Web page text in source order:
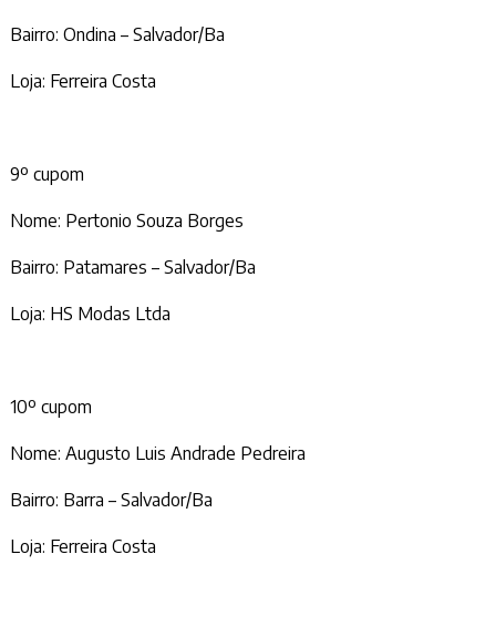
Bairro: Ondina – Salvador/Ba
Loja: Ferreira Costa
9º cupom
Nome: Pertonio Souza Borges
Bairro: Patamares – Salvador/Ba
Loja: HS Modas Ltda
10º cupom
Nome: Augusto Luis Andrade Pedreira
Bairro: Barra – Salvador/Ba
Loja: Ferreira Costa